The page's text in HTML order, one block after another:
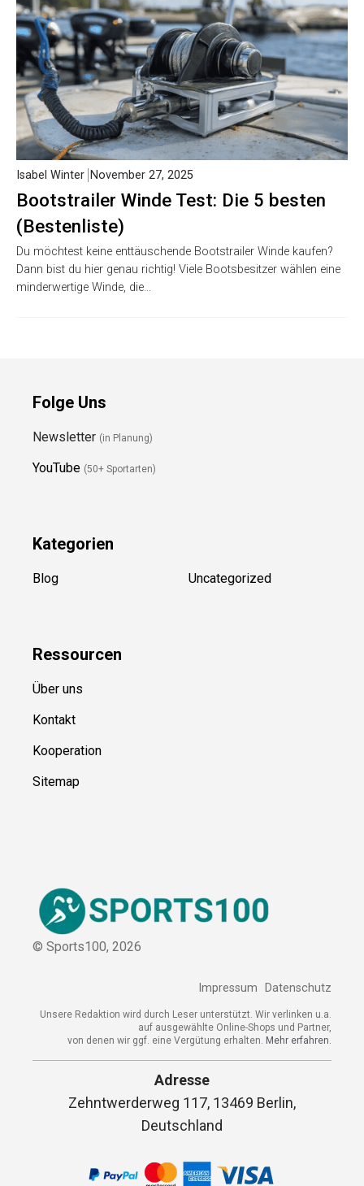
Bootstrailer Winde Test: Die 5 besten
(Bestenliste)
Isabel Winter November 27, 2025
Du möchtest keine enttäuschende Bootstrailer Winde kaufen?
Dann bist du hier genau richtig! Viele Bootsbesitzer wählen eine
minderwertige Winde, die…
Folge Uns
Newsletter (in Planung)
YouTube (50+ Sportarten)
Kategorien
Blog Uncategorized
Ressourcen
Über uns
Kontakt
Kooperation
Sitemap
© Sports100, 2026
Impressum Datenschutz
Unsere Redaktion wird durch Leser unterstützt. Wir verlinken u.a.
auf ausgewählte Online-Shops und Partner,
von denen wir ggf. eine Vergütung erhalten. Mehr erfahren.
Adresse
Zehntwerderweg 117, 13469 Berlin,
Deutschland